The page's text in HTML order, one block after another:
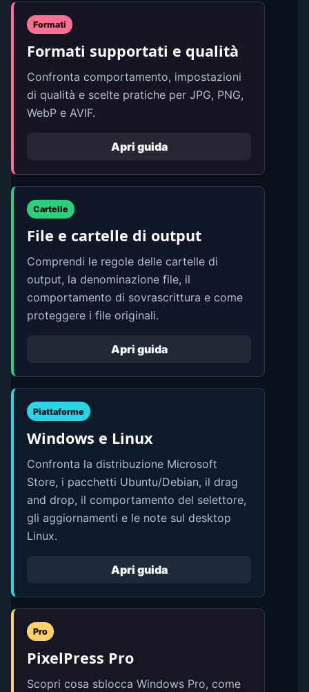
Formati
Formati supportati e qualità
Confronta comportamento, impostazioni
di qualità e scelte pratiche per JPG, PNG,
WebP e AVIF.
Apri guida
Cartelle
File e cartelle di output
Comprendi le regole delle cartelle di
output, la denominazione file, il
comportamento di sovrascrittura e come
proteggere i file originali.
Apri guida
Piattaforme
Windows e Linux
Confronta la distribuzione Microsoft
Store, i pacchetti Ubuntu/Debian, il drag
and drop, il comportamento del selettore,
gli aggiornamenti e le note sul desktop
Linux.
Apri guida
Pro
PixelPress Pro
Scopri cosa sblocca Windows Pro, come